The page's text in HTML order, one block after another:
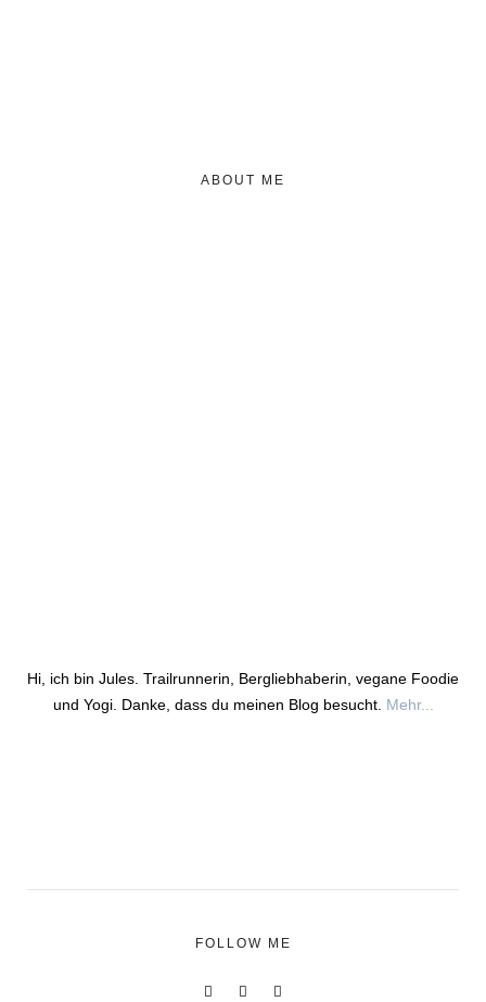
ABOUT ME
Hi, ich bin Jules. Trailrunnerin, Bergliebhaberin, vegane Foodie
und Yogi. Danke, dass du meinen Blog besucht. Mehr...
FOLLOW ME